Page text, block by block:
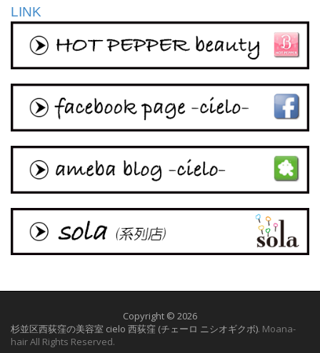
LINK
Copyright © 2026
杉並区西荻窪の美容室 cielo 西荻窪 (チェーロ ニシオギクボ). Moana-
hair All Rights Reserved.